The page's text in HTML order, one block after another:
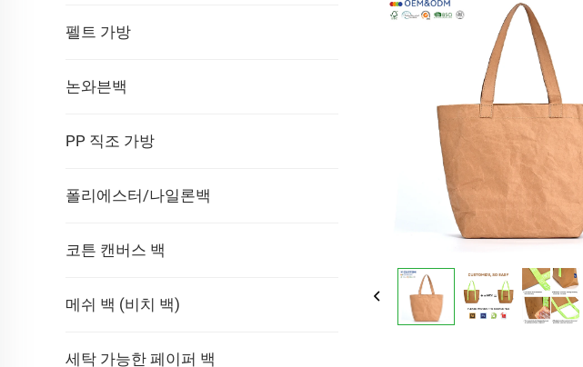
펠트 가방
논와븐백
PP 직조 가방
폴리에스터/나일론백
코튼 캔버스 백
메쉬 백 (비치 백)
세탁 가능한 페이퍼 백